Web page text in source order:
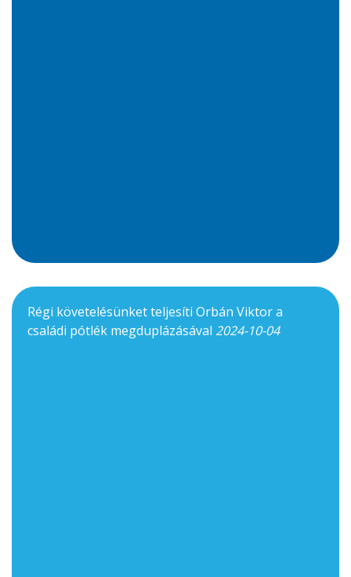
Régi követelésünket teljesíti Orbán Viktor a
családi pótlék megduplázásával 2024-10-04